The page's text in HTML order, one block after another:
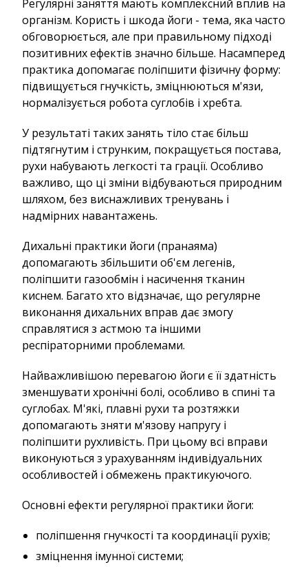
Регулярні заняття мають комплексний вплив на
організм. Користь і шкода йоги - тема, яка часто
обговорюється, але при правильному підході
позитивних ефектів значно більше. Насамперед
практика допомагає поліпшити фізичну форму:
підвищується гнучкість, зміцнюються м'язи,
нормалізується робота суглобів і хребта.
У результаті таких занять тіло стає більш
підтягнутим і струнким, покращується постава,
рухи набувають легкості та грації. Особливо
важливо, що ці зміни відбуваються природним
шляхом, без виснажливих тренувань і
надмірних навантажень.
Дихальні практики йоги (пранаяма)
допомагають збільшити об'єм легенів,
поліпшити газообмін і насичення тканин
киснем. Багато хто відзначає, що регулярне
виконання дихальних вправ дає змогу
справлятися з астмою та іншими
респіраторними проблемами.
Найважливішою перевагою йоги є її здатність
зменшувати хронічні болі, особливо в спині та
суглобах. М'які, плавні рухи та розтяжки
допомагають зняти м'язову напругу і
поліпшити рухливість. При цьому всі вправи
виконуються з урахуванням індивідуальних
особливостей і обмежень практикуючого.
Основні ефекти регулярної практики йоги:
поліпшення гнучкості та координації рухів;
зміцнення імунної системи;